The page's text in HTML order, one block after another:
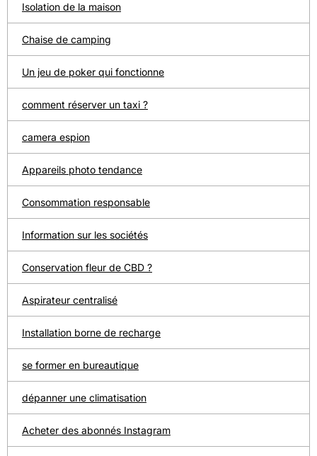
Isolation de la maison
Chaise de camping
Un jeu de poker qui fonctionne
comment réserver un taxi ?
camera espion
Appareils photo tendance
Consommation responsable
Information sur les sociétés
Conservation fleur de CBD ?
Aspirateur centralisé
Installation borne de recharge
se former en bureautique
dépanner une climatisation
Acheter des abonnés Instagram